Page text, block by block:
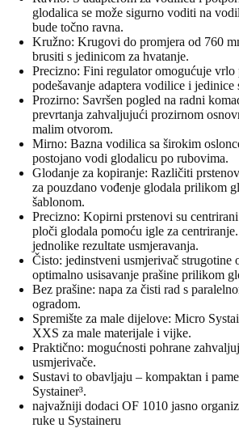
glodalica se može sigurno voditi na
bude točno ravna.
Kružno: Krugovi do promjera od 760
brusiti s jedinicom za hvatanje.
Precizno: Fini regulator omogućuje vrlo
podešavanje adaptera vodilice i jedinice
Prozirno: Savršen pogled na radni
prevrtanja zahvaljujući prozirnom
malim otvorom.
Mirno: Bazna vodilica sa širokim
postojano vodi glodalicu po rubovima.
Glodanje za kopiranje: Različiti
za pouzdano vođenje glodala prilikom
šablonom.
Precizno: Kopirni prstenovi su
ploči glodala pomoću igle za
jednolike rezultate usmjeravanja.
Čisto: jedinstveni usmjerivač strugotine
optimalno usisavanje prašine prilikom
Bez prašine: napa za čisti rad s
ogradom.
Spremište za male dijelove: Micro
XXS za male materijale i vijke.
Praktično: mogućnosti pohrane
usmjerivače.
Sustavi to obavljaju – kompaktan i
Systainer³.
najvažniji dodaci OF 1010 jasno
ruke u Systaineru